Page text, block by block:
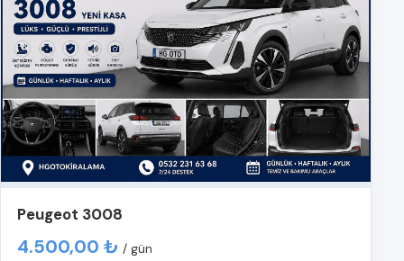
Peugeot 3008
4.500,00 ₺ / gün